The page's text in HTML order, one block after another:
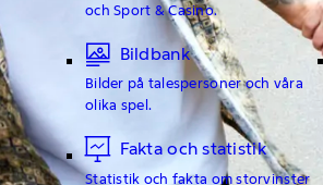
och Sport & Casino.
Bildbank
Bilder på talespersoner och våra
olika spel.
Fakta och statistik
Statistik och fakta om storvinster